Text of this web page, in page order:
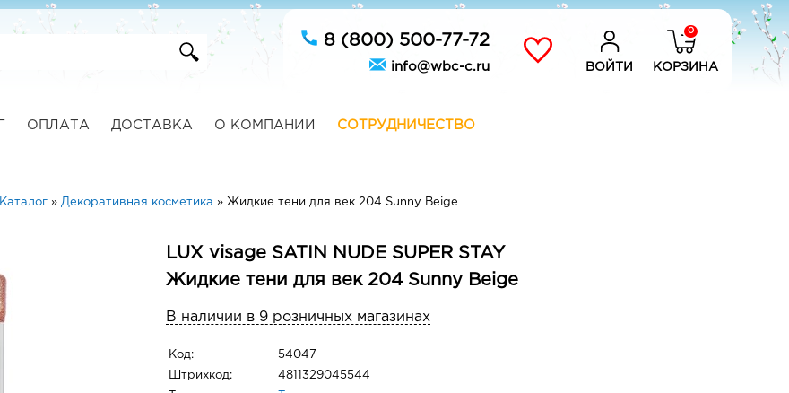
8 (800) 500-77-72
info@wbc-c.ru ВОЙТИ
0
КОРЗИНА
ОПЛАТА ДОСТАВКА О КОМПАНИИ СОТРУДНИЧЕСТВО
Каталог » Декоративная косметика » Жидкие тени для век 204 Sunny Beige
LUX visage SATIN NUDE SUPER STAY
Жидкие тени для век 204 Sunny Beige
В наличии в 9 розничных магазинах
Код: 54047
Штрихкод: 4811329045544